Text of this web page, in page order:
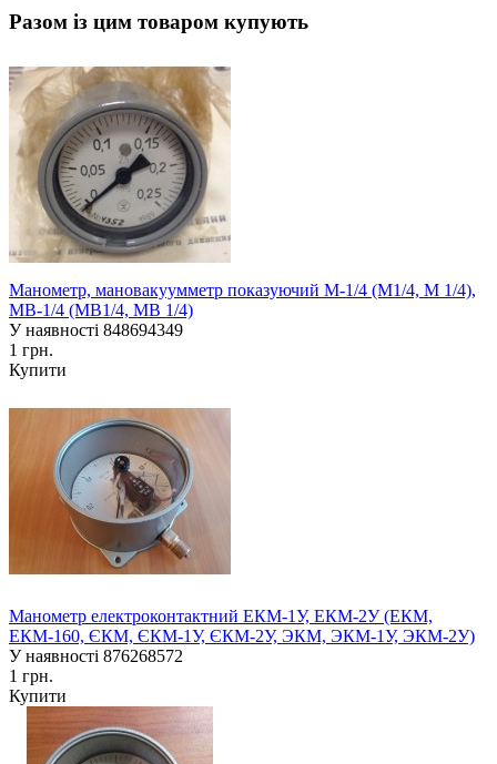
Разом із цим товаром купують
Манометр, мановакуумметр показуючий М-1/4 (М1/4, М 1/4),
МВ-1/4 (МВ1/4, МВ 1/4)
У наявності 848694349
1 грн.
Купити
Манометр електроконтактний ЕКМ-1У, ЕКМ-2У (ЕКМ,
ЕКМ-160, ЄКМ, ЄКМ-1У, ЄКМ-2У, ЭКМ, ЭКМ-1У, ЭКМ-2У)
У наявності 876268572
1 грн.
Купити